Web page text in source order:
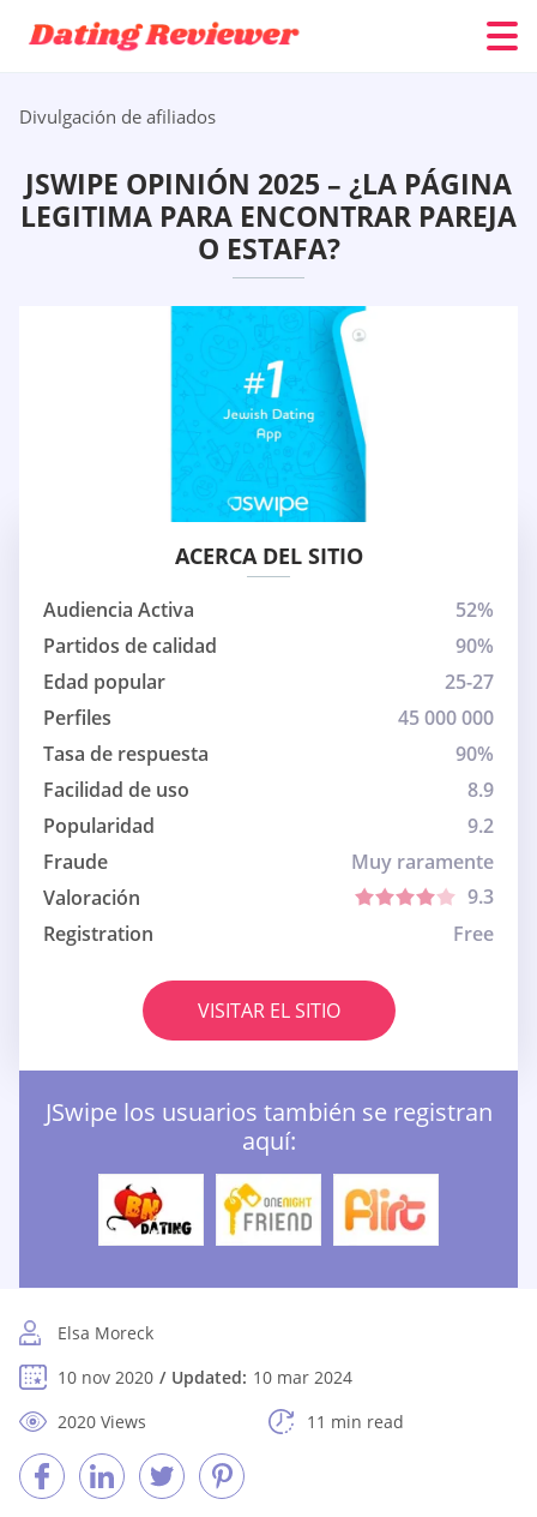
Divulgación de afiliados
JSWIPE OPINIÓN 2025 – ¿LA PÁGINA
LEGITIMA PARA ENCONTRAR PAREJA
O ESTAFA?
ACERCA DEL SITIO
Audiencia Activa
52%
Partidos de calidad
90%
Edad popular
25-27
Perfiles
45 000 000
Tasa de respuesta
90%
Facilidad de uso
8.9
Popularidad
9.2
Fraude
Muy raramente
Valoración
9.3
Registration
Free
VISITAR EL SITIO
JSwipe los usuarios también se registran
aquí:
Elsa Moreck
10 nov 2020
Updated: 10 mar 2024
2020 Views
11 min read